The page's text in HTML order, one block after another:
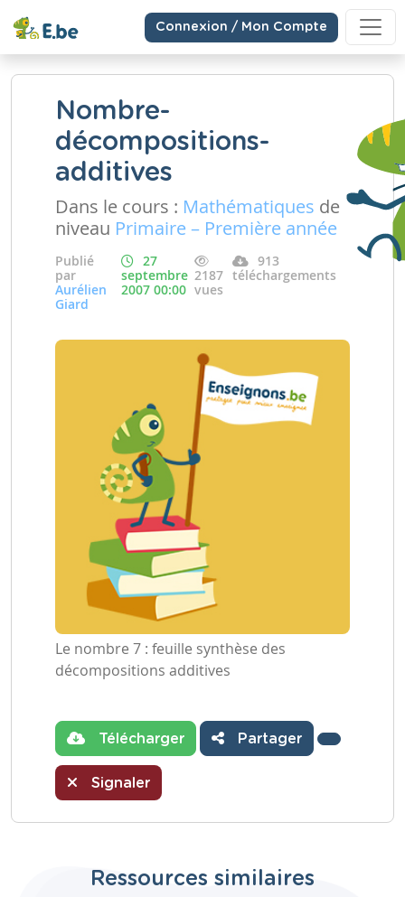
Connexion / Mon Compte
Nombre-
décompositions-
additives
Dans le cours : Mathématiques de
niveau Primaire – Première année
Publié
par
Aurélien
Giard
27
septembre
2007 00:00
2187
vues
913
téléchargements
Le nombre 7 : feuille synthèse des
décompositions additives
Télécharger Partager
Signaler
Ressources similaires